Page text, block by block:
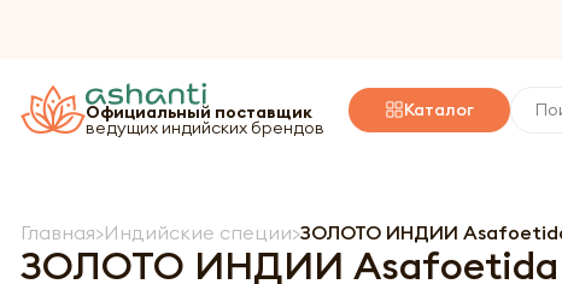
Официальный поставщик
ведущих индийских брендов
Каталог
Главная Индийские специи ЗОЛОТО ИНДИИ Asafoetida
ЗОЛОТО ИНДИИ Asafoetida